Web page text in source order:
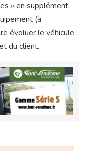
» en supplément.
(à
évoluer le véhicule
du client.